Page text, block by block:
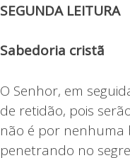
SEGUNDA LEITURA
Sabedoria cristã
O Senhor, em
de retidão, pois
não é por nenhuma
penetrando no